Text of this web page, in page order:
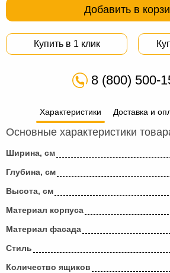
оборудование Добавить в
Купить в 1 клик
8 (800) 500-
Характеристики Доставка и
Основные характеристики
Ширина, см
Глубина, см
Высота, см
Материал корпуса
Материал фасада
Стиль
Количество ящиков